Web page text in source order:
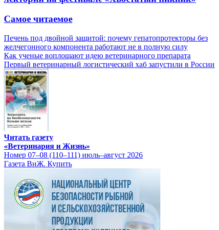
Самое читаемое
Печень под двойной защитой: почему гепатопротекторы без
желчегонного компонента работают не в полную силу
Как ученые воплощают идею ветеринарного препарата
Первый ветеринарный логистический хаб запустили в России
Читать газету
«Ветеринария и Жизнь»
Номер 07–08 (110–111) июль–август 2026
Газета ВиЖ. Купить